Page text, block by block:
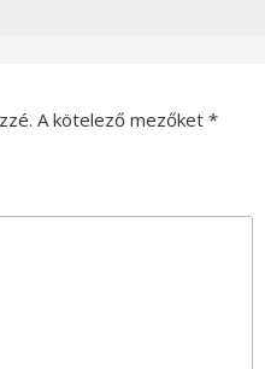
A kötelező mezőket *